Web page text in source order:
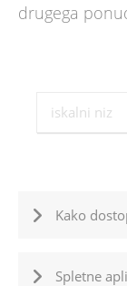
drugega
Kako
Spletne